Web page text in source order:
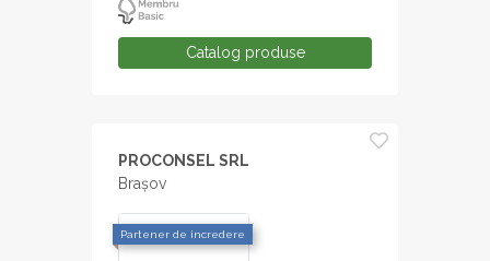
Catalog produse
PROCONSEL SRL
Brașov
Partener de incredere